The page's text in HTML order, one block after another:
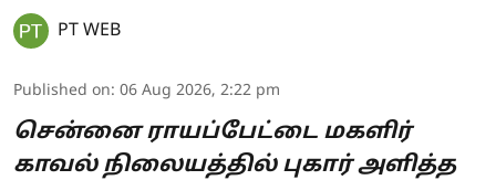
PT WEB
Published on: 06 Aug 2026, 2:22 pm
சென்னை ராயப்பேட்டை மகளிர்
காவல் நிலையத்தில் புகார் அளித்த